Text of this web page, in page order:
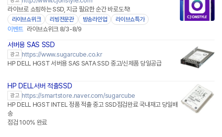
라이브로 쇼핑하는 SSD, 지금 필요한 순간 바로도착!
라이브쇼위크 리빙전문관 방송라인업 라이브쇼특가
이벤트 라이브쇼위크 8/3-8/9
서버용 SAS SSD
광고 https://www.sugarcube.co.kr
HP DELL HGST 서버용 SAS SATA SSD 중고/신제품 당일공급
HP DELL서버 적출SSD
광고 https://smartstore.naver.com/sugarcube
HP DELL HGST INTEL 정품 적출 중고 SSD점검완료 국내재고 당일배
송
점검 100% 완료